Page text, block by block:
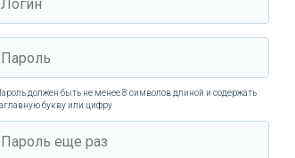
должен быть не менее 8 символов длиной и содержать
букву или цифру